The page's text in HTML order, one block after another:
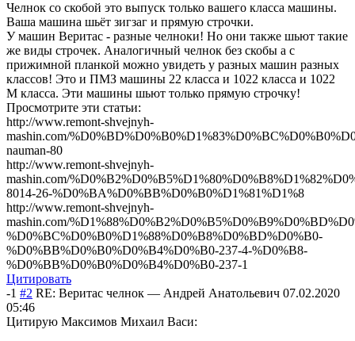
Челнок со скобой это выпуск только вашего класса машины.
Ваша машина шьёт зигзаг и прямую строчки.
У машин Веритас - разные челноки! Но они также шьют такие
же виды строчек. Аналогичный челнок без скобы а с
прижимной планкой можно увидеть у разных машин разных
классов! Это и ПМЗ машины 22 класса и 1022 класса и 1022
М класса. Эти машины шьют только прямую строчку!
Просмотрите эти статьи:
http://www.remont-shvejnyh-
mashin.com/
nauman-80
http://www.remont-shvejnyh-
mashin.com/
8014-26-%D0%BA%D0%BB%D0%B0%D1%81%D1%8
http://www.remont-shvejnyh-
mashin.com/
%D0%BC%D0%B0%D1%88%D0%B8%D0%BD%D0%B0-
%D0%BB%D0%B0%D0%B4%D0%B0-237-4-%D0%B8-
%D0%BB%D0%B0%D0%B4%D0%B0-237-1
Цитировать
-1 #2 RE: Веритас челнок — Андрей Анатольевич 07.02.2020
05:46
Цитирую Максимов Михаил Васи: